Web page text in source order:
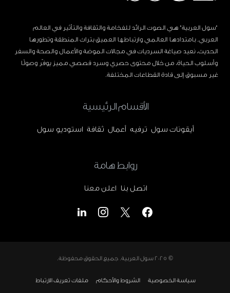
"سول العربية" هي الصوت الرائد للفخامة والثقافة والتأثير في العالم
العربي. بامتدادها العالمي وارتباطها العميق بتراث المنطقة وتطورها
الحديث، نعيد صياغة السرديات في مجالات الموضة والأعمال والصحة والسفر
وأسلوب الحياة، من خلال محتوى حصري وسرد قصصي مميز يوفّر وصولًا
غير مسبوق إلى قادة القطاعات المختلفة.
الأقسام الرئيسية
أيقونات سول ترفيه أعمال ثقافة استوديو سول
روابط هامة
اتصل بنا اعلن معنا
© 2025 سول العربية. جميع الحقوق محفوظة.
سياسة الخصوصية الشروط والأحكام ملفات تعريف الارتباط